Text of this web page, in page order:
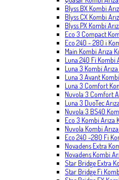
Blyss BX Kombi
Blyss CX Kombi
Blyss PX Kombi
Eco 3 Compact
Eco 240 - 280 i
Main Kombi Arıza
Luna 240 Fi Kombi
Luna 3 Kombi Arıza
Luna 3 Avant
Luna 3 Comfort
Nuvola 3 Comfort
Luna 3 DuoTec
Nuvola 3 BS40
Eco 3 Kombi Arıza
Nuvola Kombi
Eco 240 -280 Fi
Novadens Extra
Novadens Kombi
Star Bridge Extra
Star Bridge Fi